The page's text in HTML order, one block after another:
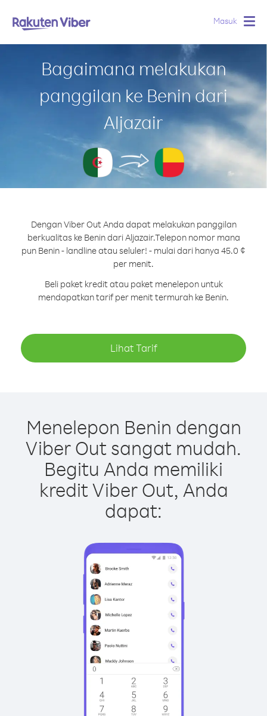
Masuk
Bagaimana melakukan
panggilan ke Benin dari
Aljazair
Dengan Viber Out Anda dapat melakukan panggilan
berkualitas ke Benin dari Aljazair.Telepon nomor mana
pun Benin - landline atau seluler! - mulai dari hanya 45.0 ¢
per menit.
Beli paket kredit atau paket menelepon untuk
mendapatkan tarif per menit termurah ke Benin.
Lihat Tarif
Menelepon Benin dengan
Viber Out sangat mudah.
Begitu Anda memiliki
kredit Viber Out, Anda
dapat: